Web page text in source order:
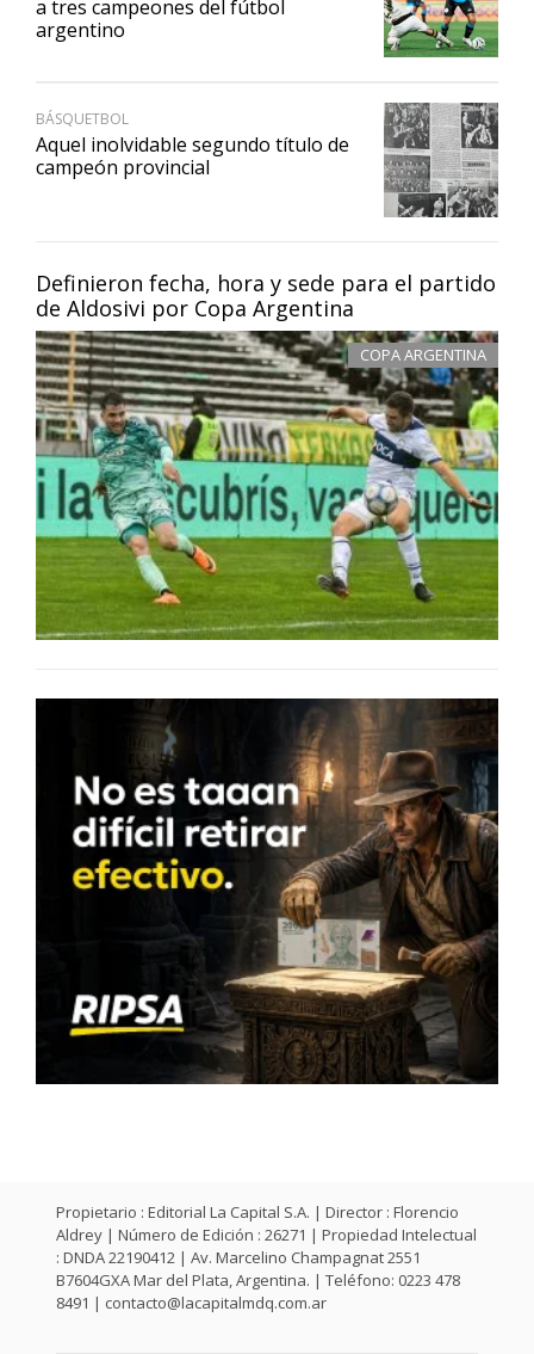
Definieron fecha, hora y sede para el partido
de Aldosivi por Copa Argentina
COPA ARGENTINA
a tres campeones del fútbol
argentino
BÁSQUETBOL
Aquel inolvidable segundo título de
campeón provincial
Propietario : Editorial La Capital S.A. | Director : Florencio
Aldrey | Número de Edición : 26271 | Propiedad Intelectual
: DNDA 22190412 | Av. Marcelino Champagnat 2551
B7604GXA Mar del Plata, Argentina. | Teléfono: 0223 478
8491 | contacto@lacapitalmdq.com.ar